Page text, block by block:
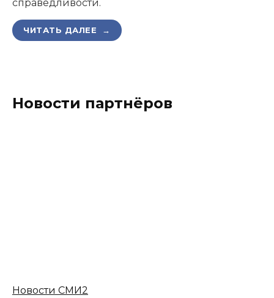
справедливости.
ЧИТАТЬ ДАЛЕЕ →
Новости партнёров
Новости СМИ2